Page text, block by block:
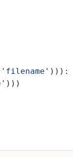
' filename ' ) ) ) :
' ) ) )